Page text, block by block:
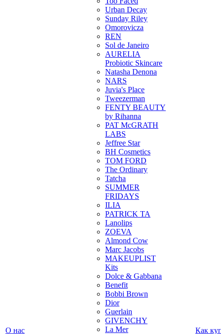
О нас
Urban Decay
Sunday Riley
Omorovicza
REN
Sol de Janeiro
AURELIA
Probiotic Skincare
Natasha Denona
NARS
Juvia's Place
Tweezerman
FENTY BEAUTY
by Rihanna
PAT McGRATH
LABS
Jeffree Star
BH Cosmetics
TOM FORD
The Ordinary
Tatcha
SUMMER
FRIDAYS
ILIA
PATRICK TA
Lanolips
ZOEVA
Almond Cow
Marc Jacobs
MAKEUPLIST
Kits
Dolce & Gabbana
Benefit
Bobbi Brown
Dior
Guerlain
GIVENCHY
La Mer
Как